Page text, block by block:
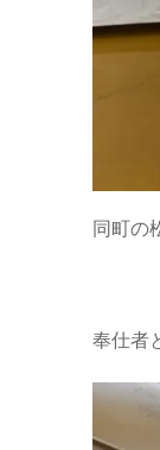
同町の
奉仕者